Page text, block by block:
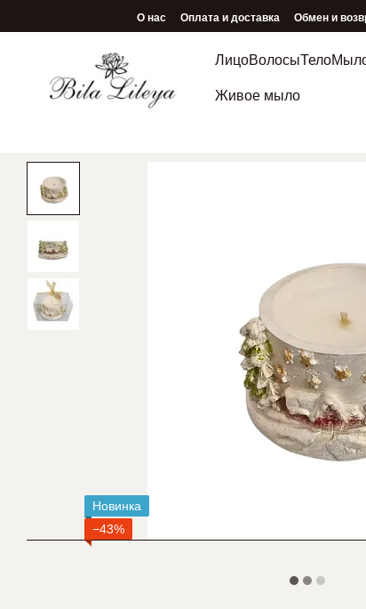
Перейти к основному контенту
О нас Оплата и доставка Обмен и
Программа лояльности
ЛицоВолосыТело
Живое мыло
Новинка
−43%